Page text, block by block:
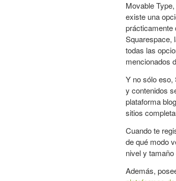
Movable
existe una
prácticamente
Squarespace,
todas las
mencionados
Y no sólo eso,
y contenidos
plataforma
sitios
Cuando te
de qué modo
nivel y
Además,